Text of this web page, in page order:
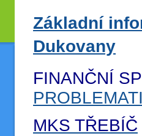
Základní
Dukovany
FINANČNÍ
MKS TŘEBÍČ